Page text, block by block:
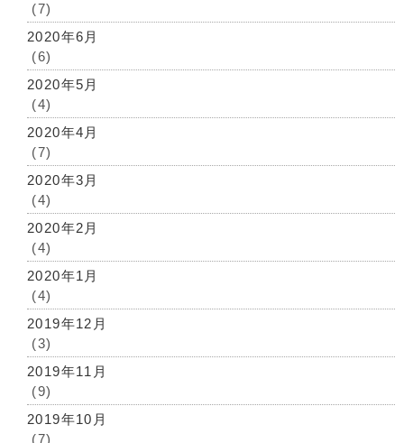
(7)
2020年6月
(6)
2020年5月
(4)
2020年4月
(7)
2020年3月
(4)
2020年2月
(4)
2020年1月
(4)
2019年12月
(3)
2019年11月
(9)
2019年10月
(7)